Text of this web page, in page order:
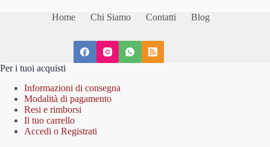
Home Chi Siamo Contatti Blog
Per i tuoi acquisti
Informazioni di consegna
Modalità di pagamento
Resi e rimborsi
Il tuo carrello
Accedi o Registrati